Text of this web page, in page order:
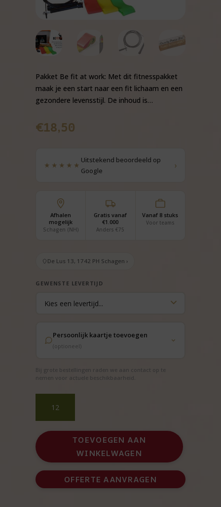
Pakket Be fit at work: Met dit fitnesspakket
maak je een start naar een fit lichaam en een
gezondere levensstijl. De inhoud is…
€18,50
★★★★★
Uitstekend beoordeeld op
Google
›
Afhalen
mogelijk
Schagen (NH)
Gratis vanaf
€1.000
Anders €75
Vanaf 8 stuks
Voor teams
De Lus 13, 1742 PH Schagen ›
GEWENSTE LEVERTIJD
Persoonlijk kaartje toevoegen
(optioneel)
Bij grote bestellingen raden we aan contact op te
nemen voor actuele beschikbaarheid.
fit
work
start
aantal
TOEVOEGEN AAN
WINKELWAGEN
OFFERTE AANVRAGEN